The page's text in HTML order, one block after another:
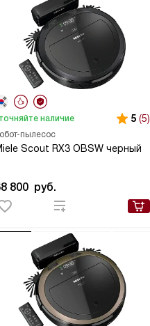
пылесос
Scout RX3 OBSW черный
наличие 5 (5)
800 руб.